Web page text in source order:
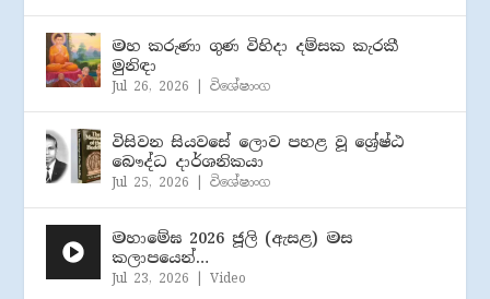
මහ කරුණා ගුණ විහිදා දම්සක කැරකී
මුනිඳා
Jul 26, 2026 |විශේෂාංග
විසිවන සියවසේ ලොව පහළ වූ ශ්‍රේෂ්ඨ
බෞද්ධ දාර්ශනිකයා
Jul 25, 2026 |විශේෂාංග
මහාමේඝ 2026 ජූලි (​ඇසළ) මස
කලාපයෙන්…
Jul 23, 2026 |Video